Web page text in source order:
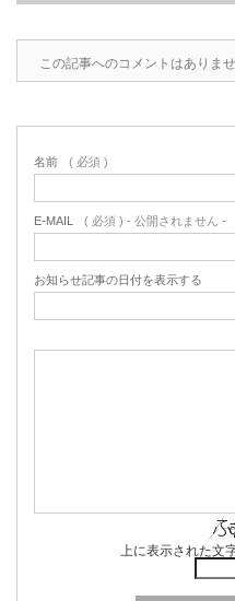
この記事へのコメントはありませ
名前 ( 必須 )
E-MAIL ( 必須 ) - 公開されません -
お知らせ記事の日付を表示する
上に表示された文